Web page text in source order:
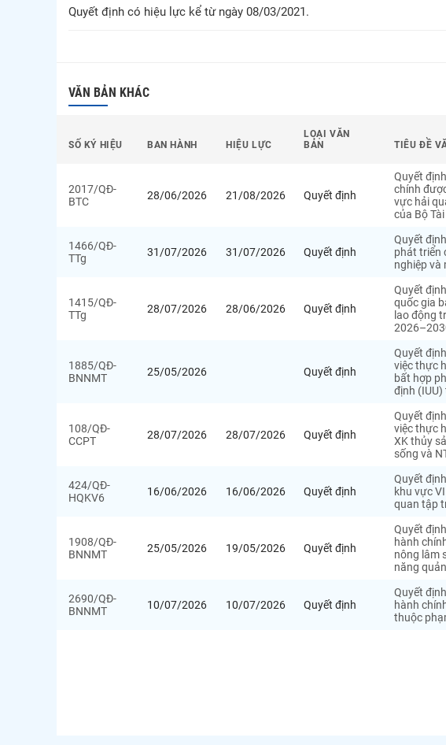
Quyết định có hiệu lực kể từ ngày 08/03/2021.
VĂN BẢN KHÁC
SỐ KÝ HIỆU BAN HÀNH HIỆU LỰC
LOẠI VĂN
BẢN
TIÊU ĐỀ
2017/QĐ-
BTC
28/06/2026 21/08/2026 Quyết định
Quyết
chính
vực hải
của Bộ
1466/QĐ-
TTg
31/07/2026 31/07/2026 Quyết định
Quyết
phát triển
nghiệp và
1415/QĐ-
TTg
28/07/2026 28/06/2026 Quyết định
Quyết
quốc gia
lao động
1885/QĐ-
BNNMT
25/05/2026 Quyết định
Quyết
việc thực
bất hợp
định
108/QĐ-
CCPT
28/07/2026 28/07/2026 Quyết định
Quyết
việc thực
XK thủy
sống và
424/QĐ-
HQKV6
16/06/2026 16/06/2026 Quyết định
Quyết
khu vực
quan tập
1908/QĐ-
BNNMT
25/05/2026 19/05/2026 Quyết định
Quyết
hành
nông lâm
năng
2690/QĐ-
BNNMT
10/07/2026 10/07/2026 Quyết định
Quyết
hành
thuộc